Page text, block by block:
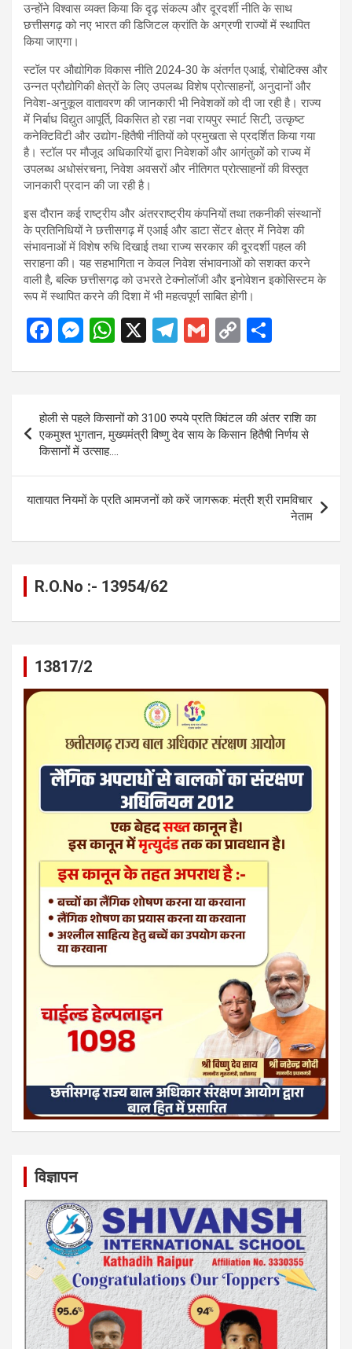
उन्होंने विश्वास व्यक्त किया कि दृढ़ संकल्प और दूरदर्शी नीति के साथ
छत्तीसगढ़ को नए भारत की डिजिटल क्रांति के अग्रणी राज्यों में स्थापित
किया जाएगा।
स्टॉल पर औद्योगिक विकास नीति 2024-30 के अंतर्गत एआई, रोबोटिक्स और
उन्नत प्रौद्योगिकी क्षेत्रों के लिए उपलब्ध विशेष प्रोत्साहनों, अनुदानों और
निवेश-अनुकूल वातावरण की जानकारी भी निवेशकों को दी जा रही है। राज्य
में निर्बाध विद्युत आपूर्ति, विकसित हो रहा नवा रायपुर स्मार्ट सिटी, उत्कृष्ट
कनेक्टिविटी और उद्योग-हितैषी नीतियों को प्रमुखता से प्रदर्शित किया गया
है। स्टॉल पर मौजूद अधिकारियों द्वारा निवेशकों और आगंतुकों को राज्य में
उपलब्ध अधोसंरचना, निवेश अवसरों और नीतिगत प्रोत्साहनों की विस्तृत
जानकारी प्रदान की जा रही है।
इस दौरान कई राष्ट्रीय और अंतरराष्ट्रीय कंपनियों तथा तकनीकी संस्थानों
के प्रतिनिधियों ने छत्तीसगढ़ में एआई और डाटा सेंटर क्षेत्र में निवेश की
संभावनाओं में विशेष रुचि दिखाई तथा राज्य सरकार की दूरदर्शी पहल की
सराहना की। यह सहभागिता न केवल निवेश संभावनाओं को सशक्त करने
वाली है, बल्कि छत्तीसगढ़ को उभरते टेक्नोलॉजी और इनोवेशन इकोसिस्टम के
रूप में स्थापित करने की दिशा में भी महत्वपूर्ण साबित होगी।
F
ce
b
o
o
k
M
se
n
g
er
W
at
s
A
p
p
X
T
e
gr
a
G
ail
C
py
Li
n
ar
Post
navigation
होली से पहले किसानों को 3100 रुपये प्रति क्विंटल की अंतर राशि का
एकमुश्त भुगतान, मुख्यमंत्री विष्णु देव साय के किसान हितैषी निर्णय से
किसानों में उत्साह….
यातायात नियमों के प्रति आमजनों को करें जागरूक: मंत्री श्री रामविचार
नेताम
R.O.No :- 13954/62
13817/2
विज्ञापन